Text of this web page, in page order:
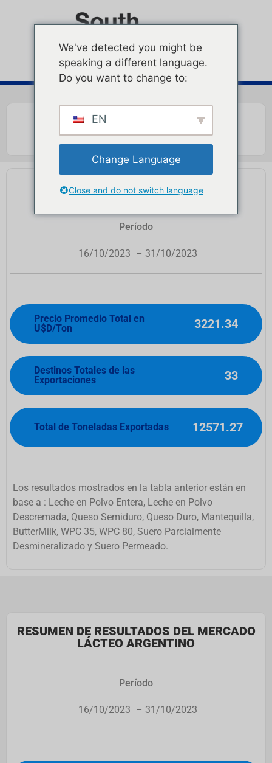
PUNTO DE PROTEÍNA
Período
16/10/2023 – 31/10/2023
Precio Promedio Total en
U$D/Ton
3221.34
Destinos Totales de las
Exportaciones
33
Total de Toneladas Exportadas 12571.27
Los resultados mostrados en la tabla anterior están en
base a : Leche en Polvo Entera, Leche en Polvo
Descremada, Queso Semiduro, Queso Duro, Mantequilla,
ButterMilk, WPC 35, WPC 80, Suero Parcialmente
Desmineralizado y Suero Permeado.
RESUMEN DE RESULTADOS DEL MERCADO
LÁCTEO ARGENTINO
Período
16/10/2023 – 31/10/2023
We've detected you might be
speaking a different language.
Do you want to change to:
EN
Change Language
Close and do not switch language